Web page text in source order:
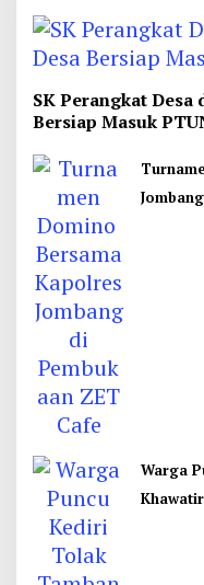
SK Perangkat
Bersiap Masuk
Warga